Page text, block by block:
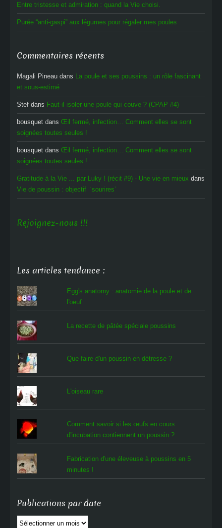
Entre tristesse et admiration : quand la Vie choisi.
Purée “anti-gaspi” aux légumes pour régaler mes poules
Commentaires récents
Magali Pineau dans La poule et ses poussins : un rôle fascinant
et sous-estimé
Stef dans Faut-il isoler une poule qui couve ? (CPAP #4)
bousquet dans Œil fermé, infection… Comment elles se sont
soignées toutes seules !
bousquet dans Œil fermé, infection… Comment elles se sont
soignées toutes seules !
Gratitude à la Vie ... par Luky ! (récit #9) - Une vie en mieux dans
Vie de poussin : objectif ‘sourires’
Rejoignez-nous !!!
Les articles tendance :
Egg's anatomy : anatomie de la poule et de
l'oeuf
La recette de pâtée spéciale poussins
Que faire d'un poussin en détresse ?
L'oiseau rare
Comment savoir si les œufs en cours
d'incubation contiennent un poussin ?
Fabrication d'une éleveuse à poussins en 5
minutes !
Publications par date
Publications